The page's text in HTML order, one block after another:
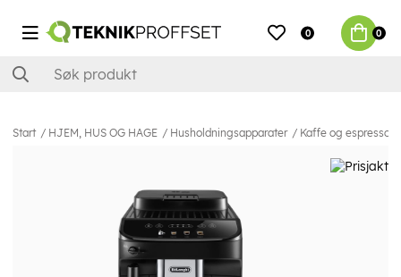
0 0
Start HJEM, HUS OG HAGE Husholdningsapparater Kaffe og espresso